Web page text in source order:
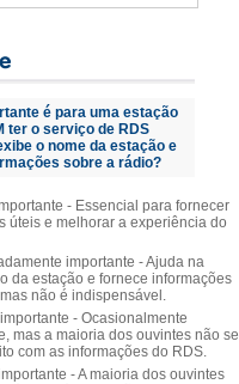
é para uma estação
ter o serviço de RDS
o nome da estação e
sobre a rádio?
- Essencial para fornecer
úteis e melhorar a experiência do
importante - Ajuda na
da estação e fornece informações
não é indispensável.
- Ocasionalmente
mas a maioria dos ouvintes não se
com as informações do RDS.
- A maioria dos ouvintes